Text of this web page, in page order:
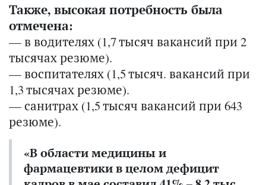
Также, высокая потребность была
отмечена:
— в водителях (1,7 тысяч вакансий при 2
тысячах резюме).
— воспитателях (1,5 тысяч. вакансий при
1,3 тысячах резюме).
— санитрах (1,5 тысяч вакансий при 643
резюме).
«В области медицины и
фармацевтики в целом дефицит